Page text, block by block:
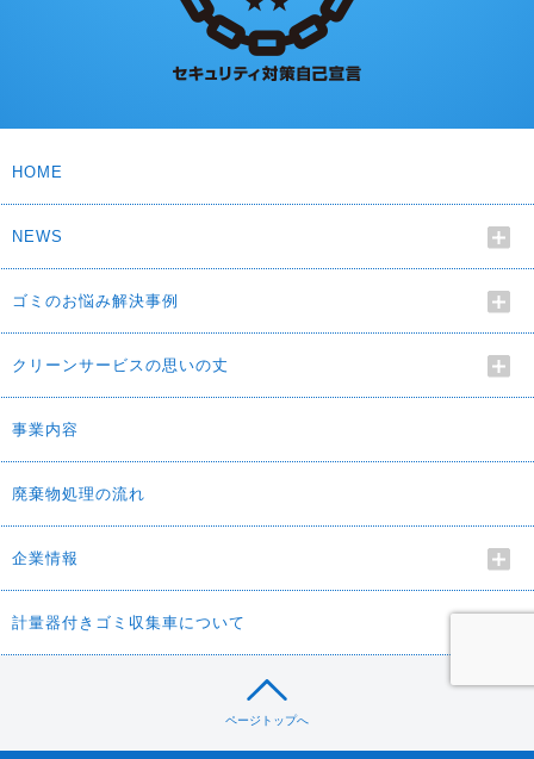
HOME
NEWS
ゴミのお悩み解決事例
クリーンサービスの思いの丈
事業内容
廃棄物処理の流れ
企業情報
計量器付きゴミ収集車について
ページトップへ